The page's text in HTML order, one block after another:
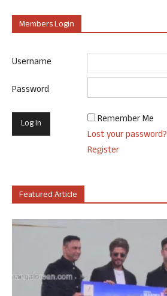
Members Login
Username
Password
Remember Me
Lost your password?
Register
Featured Article